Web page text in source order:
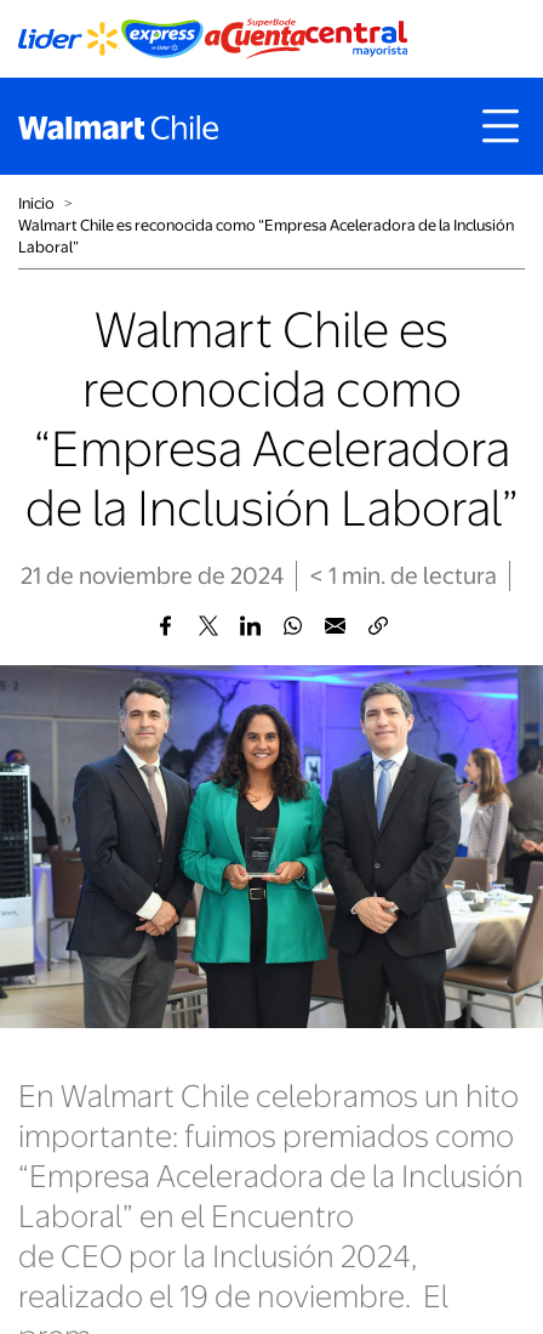
Inicio ˃
Walmart Chile es reconocida como “Empresa Aceleradora de la Inclusión
Laboral”
Walmart Chile es
reconocida como
“Empresa Aceleradora
de la Inclusión Laboral”
21 de noviembre de 2024 < 1 min. de lectura
En Walmart Chile celebramos un hito
importante: fuimos premiados como
“Empresa Aceleradora de la Inclusión
Laboral” en el Encuentro
de CEO por la Inclusión 2024,
realizado el 19 de noviembre. El